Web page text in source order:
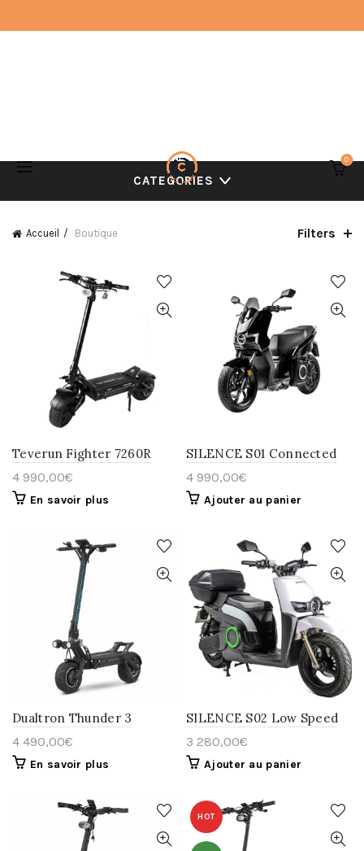
0
CATEGORIES
Accueil Boutique Filters
Teverun Fighter 7260R
4 990,00€
En savoir plus
SILENCE S01 Connected
4 990,00€
Ajouter au panier
Dualtron Thunder 3
4 490,00€
En savoir plus
SILENCE S02 Low Speed
3 280,00€
Ajouter au panier
HOT